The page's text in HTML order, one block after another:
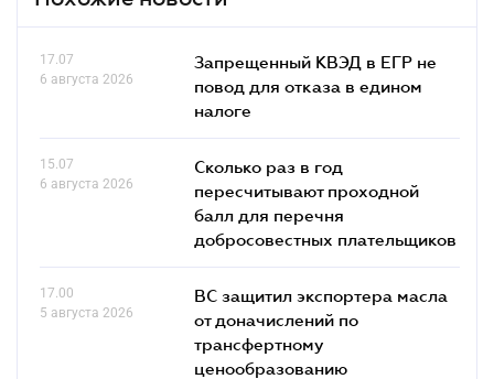
17.07
6 августа 2026
Запрещенный КВЭД в ЕГР не
повод для отказа в едином
налоге
15.07
6 августа 2026
Сколько раз в год
пересчитывают проходной
балл для перечня
добросовестных плательщиков
17.00
5 августа 2026
ВС защитил экспортера масла
от доначислений по
трансфертному
ценообразованию